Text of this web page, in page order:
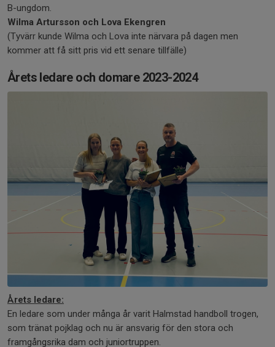
B-ungdom.
Wilma Artursson och Lova Ekengren
(Tyvärr kunde Wilma och Lova inte närvara på dagen men
kommer att få sitt pris vid ett senare tillfälle)
Årets ledare och domare 2023-2024
Årets ledare:
En ledare som under många år varit Halmstad handboll trogen,
som tränat pojklag och nu är ansvarig för den stora och
framgångsrika dam och juniortruppen.